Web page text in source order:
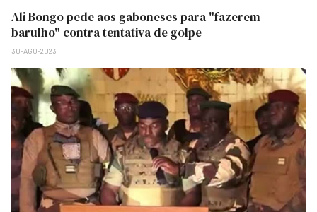
Ali Bongo pede aos gaboneses para "fazerem
barulho" contra tentativa de golpe
30-AGO-2023